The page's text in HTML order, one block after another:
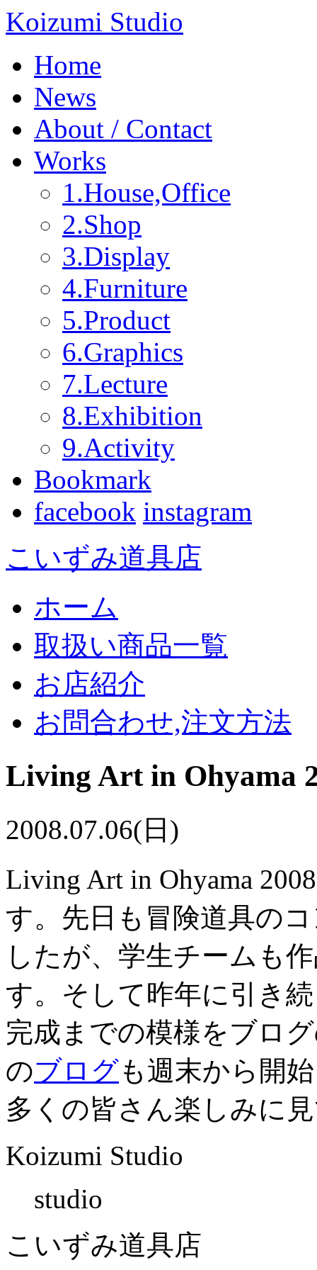
Koizumi Studio
Home
News
About / Contact
Works
1.House,Office
2.Shop
3.Display
4.Furniture
5.Product
6.Graphics
7.Lecture
8.Exhibition
9.Activity
Bookmark
facebook instagram
こいずみ道具店
ホーム
取扱い商品一覧
お店紹介
お問合わせ,注文方法
Living Art in Ohyama
2008.07.06(日)
Living Art in Ohyama
す。先日も冒険道具の
したが、学生チームも
す。そして昨年に引き
完成までの模様をブロ
のブログも週末から開
多くの皆さん楽しみに
Koizumi Studio
studio
こいずみ道具店